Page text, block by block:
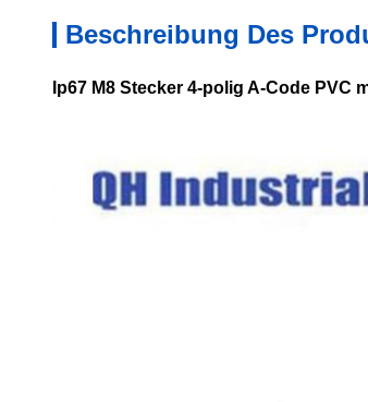
Beschreibung Des
Ip67 M8 Stecker 4-polig A-Code